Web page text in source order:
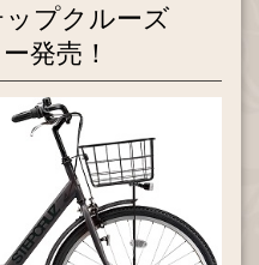
プクルーズ
発売！